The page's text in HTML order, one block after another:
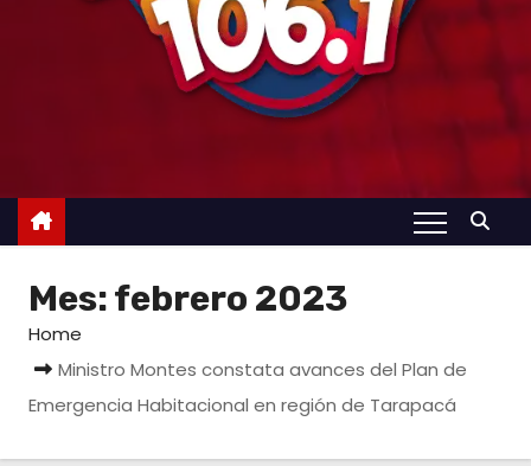
Mes:febrero 2023
Home
Ministro Montes constata avances del Plan de
Emergencia Habitacional en región de Tarapacá